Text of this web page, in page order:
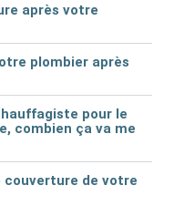
après votre
plombier après
pour le
combien ça va me
couverture de votre